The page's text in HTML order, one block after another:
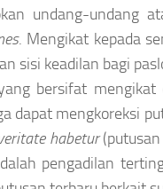
undang-undang
. Mengikat kepada
sisi keadilan bagi
bersifat
dapat mengkoreksi
habetur
pengadilan